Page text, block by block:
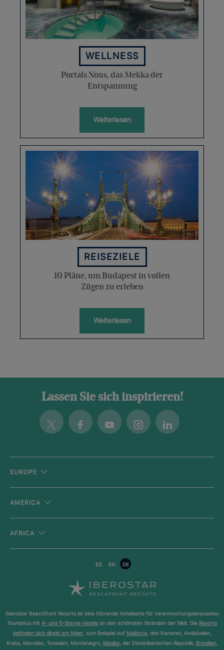
WELLNESS
Portals Nous, das Mekka der
Entspannung
Weiterlesen
REISEZIELE
10 Pläne, um Budapest in vollen
Zügen zu erleben
Weiterlesen
Lassen Sie sich inspirieren!
Twitter FacebookYoutubeInstagramLinkedin
EUROPE
AMERICA
AFRICA
ES EN DE
Iberostar Beachfront Resorts ist eine führende Hotelkette für verantwortungsbewussten
Tourismus mit 4- und 5-Sterne-Hotels an den schönsten Stränden der Welt. Die Resorts
befinden sich direkt am Meer, zum Beispiel auf Mallorca, den Kanaren, Andalusien,
Kreta, Marokko, Tunesien, Montenegro, Mexiko, der Dominikanischen Republik, Brasilien,